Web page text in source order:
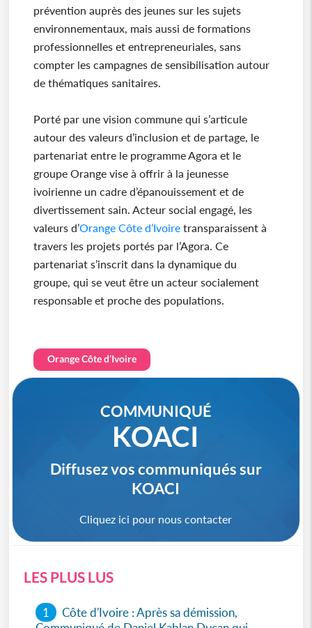
prévention auprès des jeunes sur les sujets
environnementaux, mais aussi de formations
professionnelles et entrepreneuriales, sans
compter les campagnes de sensibilisation autour
de thématiques sanitaires.
Porté par une vision commune qui s’articule
autour des valeurs d’inclusion et de partage, le
partenariat entre le programme Agora et le
groupe Orange vise à offrir à la jeunesse
ivoirienne un cadre d’épanouissement et de
divertissement sain. Acteur social engagé, les
valeurs d’Orange Côte d’Ivoiretransparaissent à
travers les projets portés par l’Agora. Ce
partenariat s’inscrit dans la dynamique du
groupe, qui se veut être un acteur socialement
responsable et proche des populations.
Orange Côte d’Ivoire
COMMUNIQUÉ
KOACI
Diffusez vos communiqués sur
KOACI
Cliquez ici pour nous contacter
LES PLUS LUS
1 Côte d'Ivoire : Après sa démission,